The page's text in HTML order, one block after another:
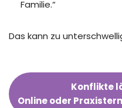
Familie.“
Das kann zu
Konflikte
Online oder